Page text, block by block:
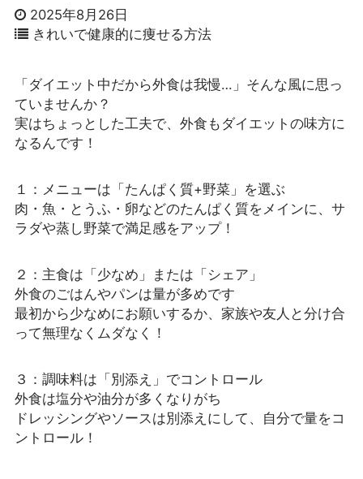
2025年8月26日
きれいで健康的に痩せる方法
「ダイエット中だから外食は我慢…」そんな風に思っ
ていませんか？
実はちょっとした工夫で、外食もダイエットの味方に
なるんです！
１：メニューは「たんぱく質+野菜」を選ぶ
肉・魚・とうふ・卵などのたんぱく質をメインに、サ
ラダや蒸し野菜で満足感をアップ！
２：主食は「少なめ」または「シェア」
外食のごはんやパンは量が多めです
最初から少なめにお願いするか、家族や友人と分け合
って無理なくムダなく！
３：調味料は「別添え」でコントロール
外食は塩分や油分が多くなりがち
ドレッシングやソースは別添えにして、自分で量をコ
ントロール！